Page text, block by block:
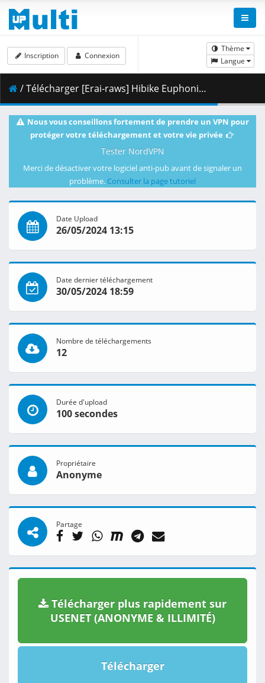
Thème
Langue
Inscription Connexion
/ Télécharger [Erai-raws] Hibike Euphonium 3 - 08 [1080p][Multiple Subtitle][04776A10].mkv.003 ( 487.04 MB )
Nous vous conseillons fortement de prendre un VPN pour
protéger votre téléchargement et votre vie privée
Tester NordVPN
Merci de désactiver votre logiciel anti-pub avant de signaler un
problème. Consulter la page tutoriel
Date Upload
26/05/2024 13:15
Date dernier téléchargement
30/05/2024 18:59
Nombre de téléchargements
12
Durée d'upload
100 secondes
Propriétaire
Anonyme
Partage
Télécharger plus rapidement sur
USENET (ANONYME & ILLIMITÉ)
Télécharger